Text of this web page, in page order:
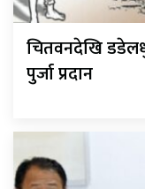
चितवनदेखि
पुर्जा प्रदान